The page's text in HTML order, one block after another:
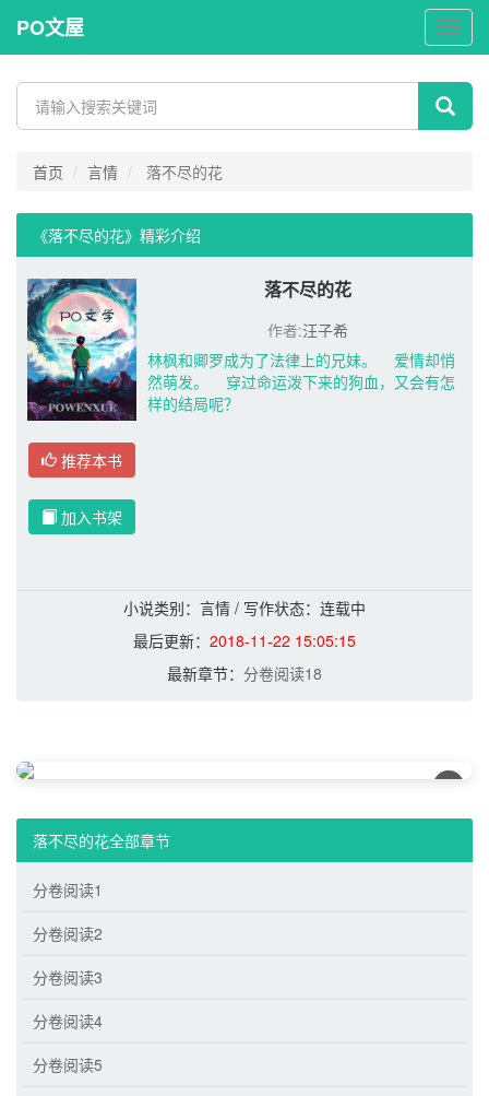
PO
文
PO文屋
首页 言情 落不尽的花
《落不尽的花》精彩介绍
推荐本书
加入书架
落不尽的花
作者:汪子希
林枫和卿罗成为了法律上的兄妹。 爱情却悄
然萌发。 穿过命运泼下来的狗血，又会有怎
样的结局呢？
小说类别：言情 / 写作状态：连载中
最后更新： 2018-11-22 15:05:15
最新章节： 分卷阅读18
×
落不尽的花全部章节
分卷阅读1
分卷阅读2
分卷阅读3
分卷阅读4
分卷阅读5